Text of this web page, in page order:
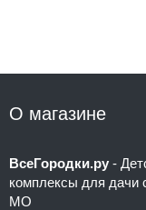
О магазине
ВсеГородки.ру -
комплексы для дачи
МО